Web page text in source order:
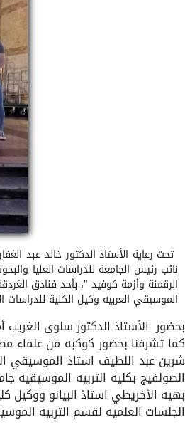
تحت رعاية الأستاذ الدكتور خالد عبد
نائب رئيس الجامعة للدراسات العليا
الموسيقي العربيه وكيل الكلية للدراسات
بحضور الأستاذ الدكتور سلوى الغريب
كما تشرفنا بحضور كوكبه من علماء
شرين عبد اللطيف استاذ الموسيقي
الصولفيج بكليه التربيه الموسيقيه
بهيه الأخريطي استاذ البيانو ووكيل
الجلسات العلميه لقسم التربيه